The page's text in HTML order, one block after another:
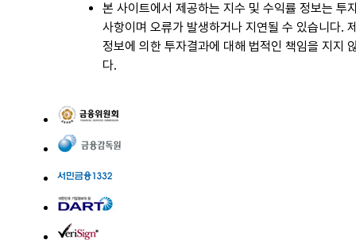
본 사이트에서 제공하는 지수 및 수익률 정보는 투
사항이며 오류가 발생하거나 지연될 수 있습니다.
정보에 의한 투자결과에 대해 법적인 책임을 지지
다.